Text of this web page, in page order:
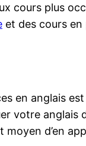
cours plus
et des cours
en anglais
votre anglais
d’en